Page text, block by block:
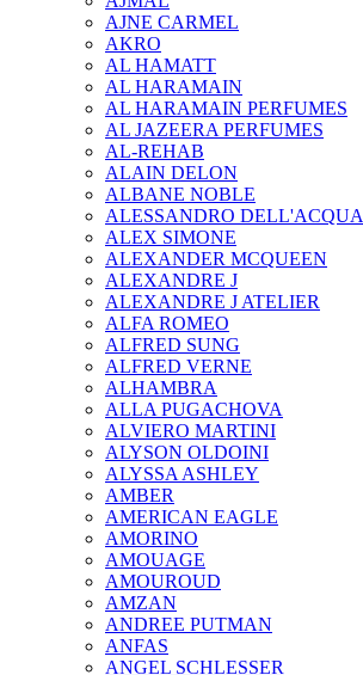
AJNE CARMEL
AKRO
AL HAMATT
AL HARAMAIN
AL HARAMAIN PERFUMES
AL JAZEERA PERFUMES
AL-REHAB
ALAIN DELON
ALBANE NOBLE
ALESSANDRO DELL'ACQUA
ALEX SIMONE
ALEXANDER MCQUEEN
ALEXANDRE J
ALEXANDRE J ATELIER
ALFA ROMEO
ALFRED SUNG
ALFRED VERNE
ALHAMBRA
ALLA PUGACHOVA
ALVIERO MARTINI
ALYSON OLDOINI
ALYSSA ASHLEY
AMBER
AMERICAN EAGLE
AMORINO
AMOUAGE
AMOUROUD
AMZAN
ANDREE PUTMAN
ANFAS
ANGEL SCHLESSER